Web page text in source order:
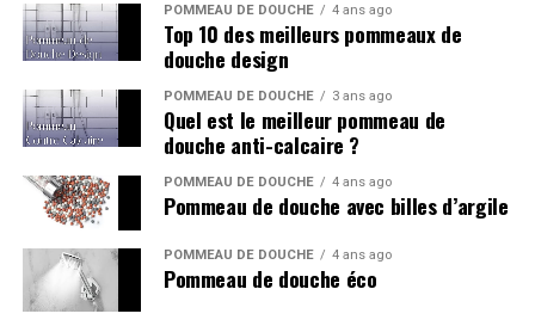
POMMEAU DE DOUCHE 4 ans ago
Top 10 des meilleurs pommeaux de
douche design
POMMEAU DE DOUCHE 3 ans ago
Quel est le meilleur pommeau de
douche anti-calcaire ?
POMMEAU DE DOUCHE 4 ans ago
Pommeau de douche avec billes d’argile
POMMEAU DE DOUCHE 4 ans ago
Pommeau de douche éco